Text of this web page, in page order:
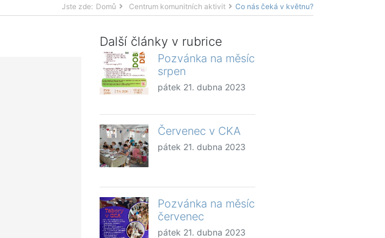
Jste zde: Domů Centrum komunitních aktivit Co nás čeká v květnu?
Další články v rubrice
Pozvánka na měsíc
srpen
pátek 21. dubna 2023
Červenec v CKA
pátek 21. dubna 2023
Pozvánka na měsíc
červenec
pátek 21. dubna 2023